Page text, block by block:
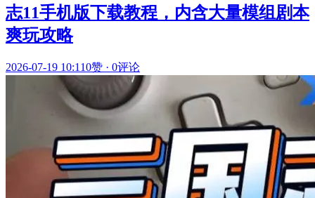
志11手机版下载教程，内含大量模组剧本
爽玩攻略
2026-07-19 10:110赞 · 0评论